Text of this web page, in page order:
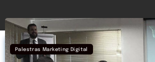
Palestras Marketing Digital